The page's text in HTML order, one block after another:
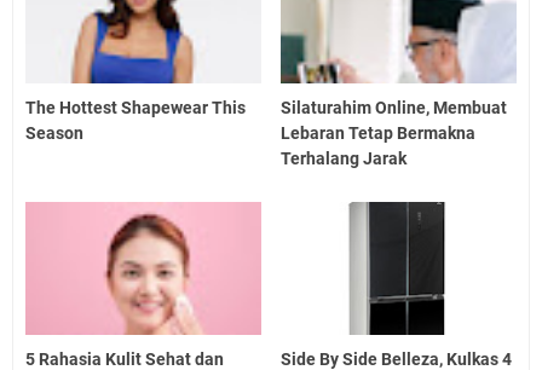
The Hottest Shapewear This
Season
Silaturahim Online, Membuat
Lebaran Tetap Bermakna
Terhalang Jarak
5 Rahasia Kulit Sehat dan
Side By Side Belleza, Kulkas 4